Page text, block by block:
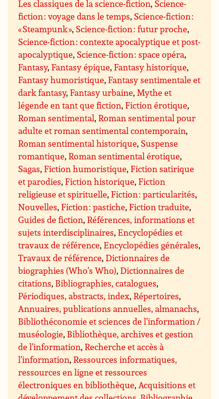
Les classiques de la science-fiction, Science-
fiction : voyage dans le temps, Science-fiction :
« Steampunk », Science-fiction : futur proche,
Science-fiction : contexte apocalyptique et post-
apocalyptique, Science-fiction : space opéra,
Fantasy,Fantasy épique,Fantasy historique,
Fantasy humoristique,Fantasy sentimentale et
dark fantasy,Fantasy urbaine,Mythe et
légende en tant que fiction,Fiction érotique,
Roman sentimental,Roman sentimental pour
adulte et roman sentimental contemporain,
Roman sentimental historique, Suspense
romantique,Roman sentimental érotique,
Sagas,Fiction humoristique,Fiction satirique
et parodies,Fiction historique,Fiction
religieuse et spirituelle,Fiction : particularités,
Nouvelles,Fiction : pastiche,Fiction traduite,
Guides de fiction,Références, informations et
sujets interdisciplinaires,Encyclopédies et
travaux de référence,Encyclopédies générales,
Travaux de référence,Dictionnaires de
biographies (Who’s Who),Dictionnaires de
citations, Bibliographies, catalogues,
Périodiques, abstracts, index,Répertoires,
Annuaires, publications annuelles, almanachs,
Bibliothéconomie et sciences de l’information /
muséologie, Bibliothèque, archives et gestion
de l’information,Recherche et accès à
l’information,Ressources informatiques,
ressources en ligne et ressources
électroniques en bibliothèque,Acquisitions et